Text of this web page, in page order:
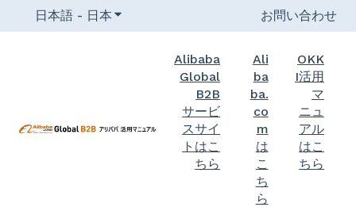
日本語 - 日本 翻訳のサブメニューを表示お問い合わせ
Alibaba
Global
B2B
サービ
スサイ
トはこ
ちら
Ali
ba
ba.
co
m
は
こ
ち
ら
OKK
I活用
マ
ニュ
アル
はこ
ちら